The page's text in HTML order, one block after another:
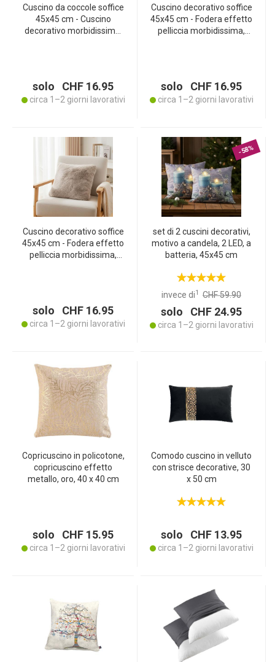
Cuscino da coccole soffice
45x45 cm - Cuscino
decorativo morbidissimo,
solo CHF 16.95
circa 1–2 giorni lavorativi
Cuscino decorativo soffice
45x45 cm - Fodera effetto
pelliccia morbidissima,
solo CHF 16.95
circa 1–2 giorni lavorativi
Cuscino decorativo soffice
45x45 cm - Fodera effetto
pelliccia morbidissima,
solo CHF 16.95
circa 1–2 giorni lavorativi
-58%
set di 2 cuscini decorativi,
motivo a candela, 2 LED, a
batteria, 45x45 cm
invece di1 CHF 59.90
solo CHF 24.95
circa 1–2 giorni lavorativi
Copricuscino in policotone,
copricuscino effetto
metallo, oro, 40 x 40 cm
solo CHF 15.95
circa 1–2 giorni lavorativi
Comodo cuscino in velluto
con strisce decorative, 30
x 50 cm
solo CHF 13.95
circa 1–2 giorni lavorativi